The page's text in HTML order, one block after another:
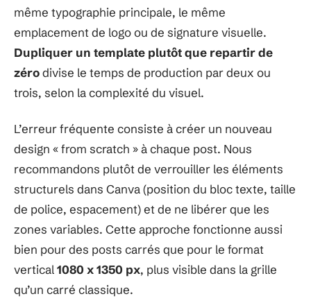
même typographie principale, le même
emplacement de logo ou de signature visuelle.
Dupliquer un template plutôt que repartir de
zérodivise le temps de production par deux ou
trois, selon la complexité du visuel.
L’erreur fréquente consiste à créer un nouveau
design « from scratch » à chaque post. Nous
recommandons plutôt de verrouiller les éléments
structurels dans Canva (position du bloc texte, taille
de police, espacement) et de ne libérer que les
zones variables. Cette approche fonctionne aussi
bien pour des posts carrés que pour le format
vertical1080 x 1350 px, plus visible dans la grille
qu’un carré classique.